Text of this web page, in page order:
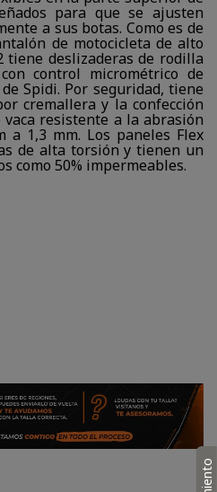
para que se ajusten
a sus botas. Como es de
de motocicleta de alto
tiene deslizaderas de rodilla
control micrométrico de
Spidi. Por seguridad, tiene
cremallera y la confección
resistente a la abrasión
a 1,3 mm. Los paneles Flex
de alta torsión y tienen un
como 50% impermeables.